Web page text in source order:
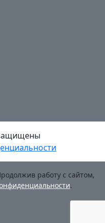
работу с сайтом,
.